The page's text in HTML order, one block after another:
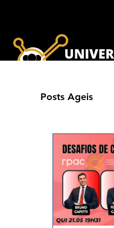
Posts Ageis
Agilidade